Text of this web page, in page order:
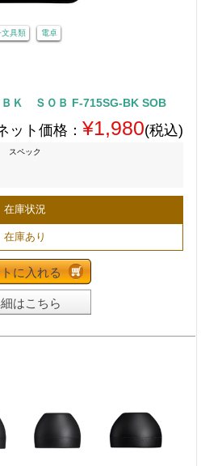
文具類 電卓
ＢＫ ＳＯＢ F-715SG-BK SOB
ット価格： ¥1,980(税込)
スペック
在庫状況
在庫あり
に入れる
はこちら